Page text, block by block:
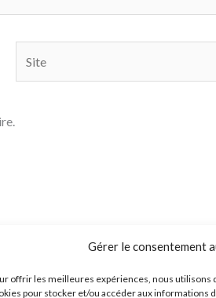
Gérer le consentement
offrir les meilleures expériences, nous utilisons
pour stocker et/ou accéder aux informations